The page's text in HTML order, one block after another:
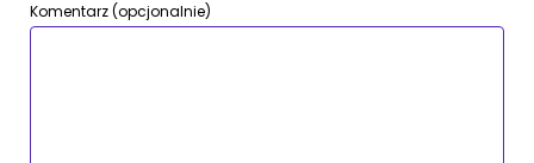
Komentarz (opcjonalnie)